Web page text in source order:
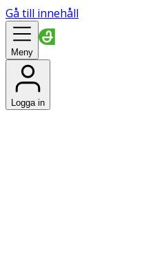
Gå till innehåll
Meny
Logga in